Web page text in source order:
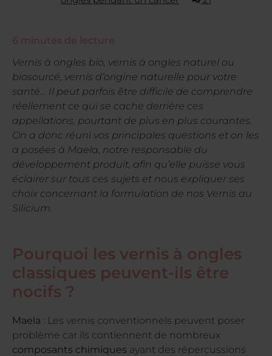
6 minutes de lecture
Vernis à ongles bio, vernis à ongles naturel ou
biosourcé, vernis d’origine naturelle pour votre
santé… Il peut parfois être difficile de comprendre
réellement ce qui se cache derrière ces
appellations, pourtant de plus en plus courantes.
On a donc réuni vos principales questions et on les
a posées à Maela, notre responsable du
développement produit, afin qu’elle puisse vous
éclairer sur tous ces sujets et nous expliquer ses
choix concernant la formulation de nos Vernis au
Silicium.
Pourquoi les vernis à ongles
classiques peuvent-ils être
nocifs ?
Maela : Les vernis conventionnels peuvent poser
problème car ils contiennent de nombreux
composants chimiques ayant des répercussions